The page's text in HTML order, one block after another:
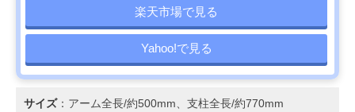
楽天市場で見る
Yahoo!で見る
サイズ：アーム全長/約500mm、支柱全長/約770mm